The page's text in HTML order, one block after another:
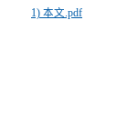
1) 本文.pdf